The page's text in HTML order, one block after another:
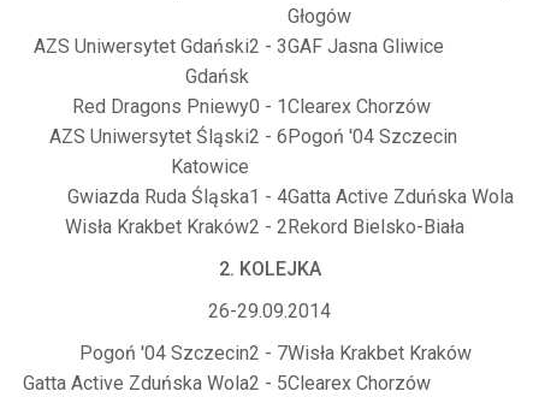
Głogów
AZS Uniwersytet Gdański
Gdańsk
2 - 3GAF Jasna Gliwice
Red Dragons Pniewy0 - 1Clearex Chorzów
AZS Uniwersytet Śląski
Katowice
2 - 6Pogoń '04 Szczecin
Gwiazda Ruda Śląska1 - 4Gatta Active Zduńska Wola
Wisła Krakbet Kraków2 - 2Rekord Bielsko-Biała
2. KOLEJKA
26-29.09.2014
Pogoń '04 Szczecin2 - 7Wisła Krakbet Kraków
Gatta Active Zduńska Wola2 - 5Clearex Chorzów